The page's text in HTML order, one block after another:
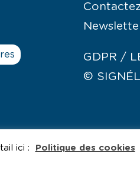
GDPR /
©
ici : Politique des cookies